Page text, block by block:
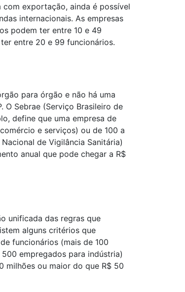
com exportação, ainda é possível
internacionais. As empresas
podem ter entre 10 e 49
entre 20 e 99 funcionários.
para órgão e não há uma
O Sebrae (Serviço Brasileiro de
define que uma empresa de
e serviços) ou de 100 a
de Vigilância Sanitária)
anual que pode chegar a R$
unificada das regras que
alguns critérios que
funcionários (mais de 100
empregados para indústria)
milhões ou maior do que R$ 50